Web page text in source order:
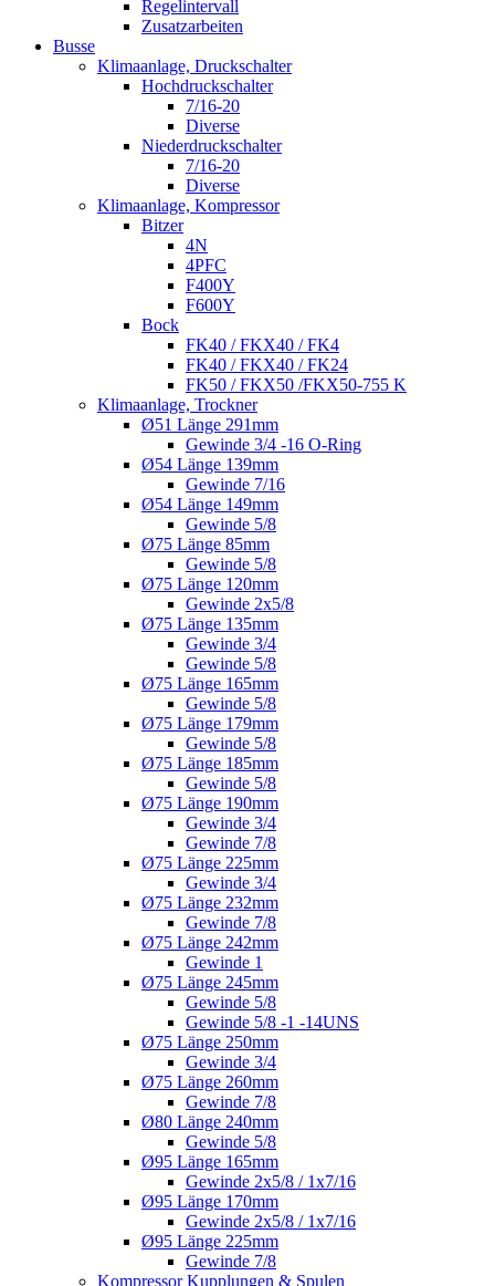
Regelintervall
Zusatzarbeiten
Busse
Klimaanlage, Druckschalter
Hochdruckschalter
7/16-20
Diverse
Niederdruckschalter
7/16-20
Diverse
Klimaanlage, Kompressor
Bitzer
4N
4PFC
F400Y
F600Y
Bock
FK40 / FKX40 / FK4
FK40 / FKX40 / FK24
FK50 / FKX50 /FKX50-755 K
Klimaanlage, Trockner
Ø51 Länge 291mm
Gewinde 3/4 -16 O-Ring
Ø54 Länge 139mm
Gewinde 7/16
Ø54 Länge 149mm
Gewinde 5/8
Ø75 Länge 85mm
Gewinde 5/8
Ø75 Länge 120mm
Gewinde 2x5/8
Ø75 Länge 135mm
Gewinde 3/4
Gewinde 5/8
Ø75 Länge 165mm
Gewinde 5/8
Ø75 Länge 179mm
Gewinde 5/8
Ø75 Länge 185mm
Gewinde 5/8
Ø75 Länge 190mm
Gewinde 3/4
Gewinde 7/8
Ø75 Länge 225mm
Gewinde 3/4
Ø75 Länge 232mm
Gewinde 7/8
Ø75 Länge 242mm
Gewinde 1
Ø75 Länge 245mm
Gewinde 5/8
Gewinde 5/8 -1 -14UNS
Ø75 Länge 250mm
Gewinde 3/4
Ø75 Länge 260mm
Gewinde 7/8
Ø80 Länge 240mm
Gewinde 5/8
Ø95 Länge 165mm
Gewinde 2x5/8 / 1x7/16
Ø95 Länge 170mm
Gewinde 2x5/8 / 1x7/16
Ø95 Länge 225mm
Gewinde 7/8
Kompressor Kupplungen & Spulen